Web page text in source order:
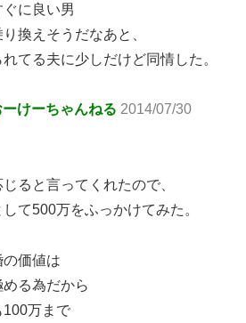
に良い男
換えそうだなあと、
てる夫に少しだけど同情した。
けーちゃんねる 2014/07/30
ると言ってくれたので、
て500万をふっかけてみた。
価値は
る為だから
100万まで